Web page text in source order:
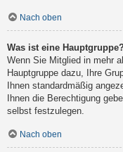
Nach oben
Was ist eine
Wenn Sie Mitglied in mehr
Hauptgruppe dazu, Ihre
Ihnen standardmäßig
Ihnen die Berechtigung
selbst festzulegen.
Nach oben